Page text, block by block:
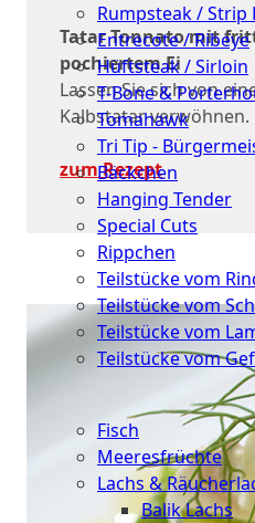
Rumpsteak / Strip
Entrecote / Ribeye
Hüftsteak / Sirloin
T-Bone &
Tomahawk
Tri Tip -
Bäckchen
Hanging Tender
Special Cuts
Rippchen
Teilstücke vom
Teilstücke vom
Teilstücke vom
Teilstücke vom
Fisch
Meeresfrüchte
Lachs &
Balik Lachs
Tatar Tonnato mit
pochiertem Ei
Lassen Sie sich von
Kalbstatar verwöhnen.
zum Rezept